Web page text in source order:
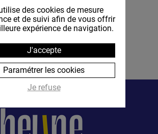
des cookies de mesure
et de suivi afin de vous offrir
expérience de navigation.
J'accepte
Paramétrer les cookies
Je refuse